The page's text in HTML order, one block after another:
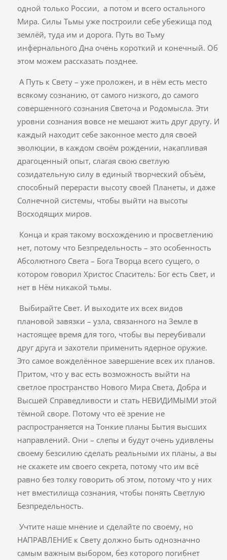
одной только России, а потом и всего остального
Мира. Силы Тьмы уже построили себе убежища под
землёй, туда им и дорога. Путь во Тьму
инфернального Дна очень короткий и конечный. Об
этом можем рассказать позднее.
А Путь к Свету – уже проложен, и в нём есть место
всякому сознанию, от самого низкого, до самого
совершенного сознания Светоча и Родомысла. Эти
уровни сознания вовсе не мешают жить друг другу. И
каждый находит себе законное место для своей
эволюции, в каждом своём рождении, накапливая
драгоценный опыт, слагая свою светлую
созидательную силу в единый творческий объём,
способный перерасти высоту своей Планеты, и даже
Солнечной системы, чтобы выйти на высоты
Восходящих миров.
Конца и края такому восхождению и просветлению
нет, потому что Безпредельность – это особенность
Абсолютного Света – Бога Творца всего сущего, о
котором говорил Христос Спаситель: Бог есть Свет, и
нет в Нём никакой тьмы.
Выбирайте Свет. И выходите их всех видов
плановой завязки – узла, связанного на Земле в
настоящее время для того, чтобы вы переубивали
друг друга и захотели применить ядерное оружие.
Это самое вожделённое завершение всех их планов.
Притом, что у вас есть возможность выйти на
светлое пространство Нового Мира Света, Добра и
Высшей Справедливости и стать НЕВИДИМЫМИ этой
тёмной своре. Потому что её зрение не
распространяется на Тонкие планы Бытия высших
направлений. Они – слепы и будут очень удивлены
своему безсилию сделать реальными их планы, а вы
не скажете им своего секрета, потому что им всё
равно без толку говорить об этом, потому что у них
нет вместилища сознания, чтобы понять Светлую
Безпредельность.
Учтите наше мнение и сделайте по своему, но
НАПРАВЛЕНИЕ к Свету должно быть однозначно
самым важным выбором, без которого погибнет